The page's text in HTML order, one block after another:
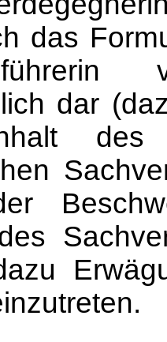
das
dar
des